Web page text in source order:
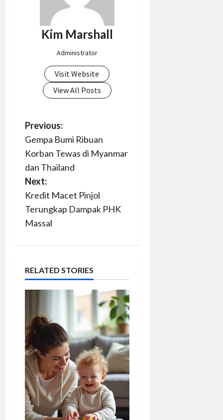
Kim Marshall
Administrator
Visit Website
View All Posts
P
o
s
t
n
i
g
a
t
i
o
n
Previous:
Gempa Bumi Ribuan
Korban Tewas di Myanmar
dan Thailand
Next:
Kredit Macet Pinjol
Terungkap Dampak PHK
Massal
RELATED STORIES